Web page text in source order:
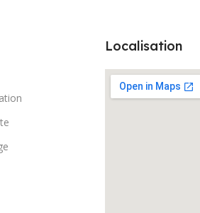
Localisation